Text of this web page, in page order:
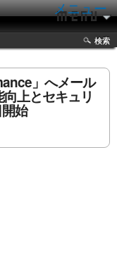
メニュー
検索
」へメール
上とセキュリ
始